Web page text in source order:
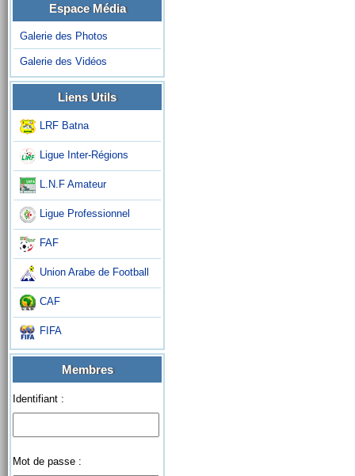
Espace Média
Galerie des Photos
Galerie des Vidéos
Liens Utils
LRF Batna
Ligue Inter-Régions
L.N.F Amateur
Ligue Professionnel
FAF
Union Arabe de Football
CAF
FIFA
Membres
Identifiant :
Mot de passe :